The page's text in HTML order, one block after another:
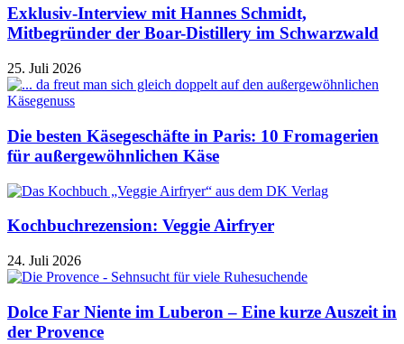
Exklusiv-Interview mit Hannes Schmidt,
Mitbegründer der Boar-Distillery im Schwarzwald
25. Juli 2026
Die besten Käsegeschäfte in Paris: 10 Fromagerien
für außergewöhnlichen Käse
Kochbuchrezension: Veggie Airfryer
24. Juli 2026
Dolce Far Niente im Luberon – Eine kurze Auszeit in
der Provence